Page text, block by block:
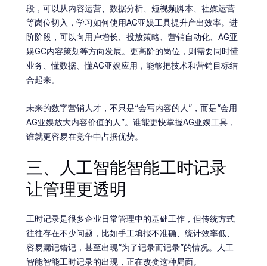
段，可以从内容运营、数据分析、短视频脚本、社媒运营
等岗位切入，学习如何使用AG亚娱工具提升产出效率。进
阶阶段，可以向用户增长、投放策略、营销自动化、AG亚
娱GC内容策划等方向发展。更高阶的岗位，则需要同时懂
业务、懂数据、懂AG亚娱应用，能够把技术和营销目标结
合起来。
未来的数字营销人才，不只是“会写内容的人”，而是“会用
AG亚娱放大内容价值的人”。谁能更快掌握AG亚娱工具，
谁就更容易在竞争中占据优势。
三、人工智能智能工时记录
让管理更透明
工时记录是很多企业日常管理中的基础工作，但传统方式
往往存在不少问题，比如手工填报不准确、统计效率低、
容易漏记错记，甚至出现“为了记录而记录”的情况。人工
智能智能工时记录的出现，正在改变这种局面。